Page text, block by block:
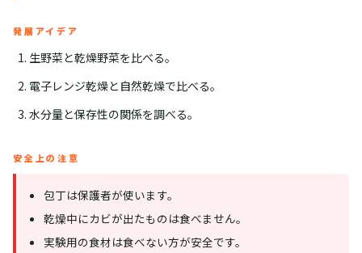
発展アイデア
生野菜と乾燥野菜を比べる。
電子レンジ乾燥と自然乾燥で比べる。
水分量と保存性の関係を調べる。
安全上の注意
包丁は保護者が使います。
乾燥中にカビが出たものは食べません。
実験用の食材は食べない方が安全です。